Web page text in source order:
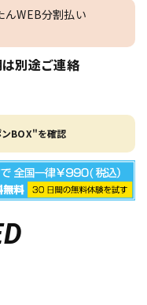
んWEB分割払い
別途ご連絡
BOX"を確認